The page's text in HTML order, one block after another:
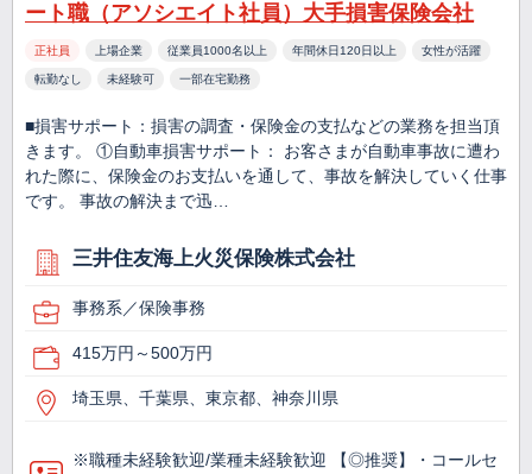
ート職（アソシエイト社員）大手損害保険会社
正社員 上場企業 従業員1000名以上 年間休日120日以上 女性が活躍
転勤なし 未経験可 一部在宅勤務
■損害サポート：損害の調査・保険金の支払などの業務を担当頂
きます。 ①自動車損害サポート： お客さまが自動車事故に遭わ
れた際に、保険金のお支払いを通して、事故を解決していく仕事
です。 事故の解決まで迅…
三井住友海上火災保険株式会社
事務系／保険事務
415万円～500万円
埼玉県、千葉県、東京都、神奈川県
※職種未経験歓迎/業種未経験歓迎 【◎推奨】・コールセ